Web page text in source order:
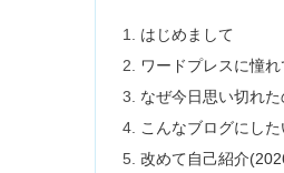
はじめまして
ワードプレスに憧
なぜ今日思い切れた
こんなブログにした
改めて自己紹介